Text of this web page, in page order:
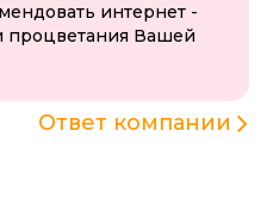
интернет -
процветания Вашей
Ответ компании